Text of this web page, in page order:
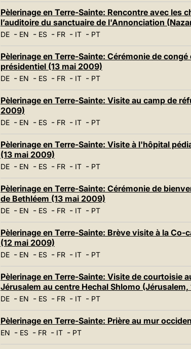
Pèlerinage en Terre-Sainte: Rencontre avec les
l’auditoire du sanctuaire de l'Annonciation
DE- EN - ES- FR- IT- PT
Pèlerinage en Terre-Sainte: Cérémonie de
présidentiel (13 mai 2009)
DE- EN - ES- FR- IT- PT
Pèlerinage en Terre-Sainte: Visite au camp de
2009)
DE- EN - ES- FR- IT- PT
Pèlerinage en Terre-Sainte: Visite à l'hôpital
(13 mai 2009)
DE- EN - ES- FR- IT- PT
Pèlerinage en Terre-Sainte: Cérémonie de
de Bethléem (13 mai 2009)
DE- EN - ES- FR- IT- PT
Pèlerinage en Terre-Sainte: Brève visite à la Co-
(12 mai 2009)
DE- EN - ES- FR- IT- PT
Pèlerinage en Terre-Sainte: Visite de courtoisie
Jérusalem au centre Hechal Shlomo (Jérusalem,
DE- EN - ES- FR- IT- PT
Pèlerinage en Terre-Sainte: Prière au mur
EN - ES- FR- IT- PT